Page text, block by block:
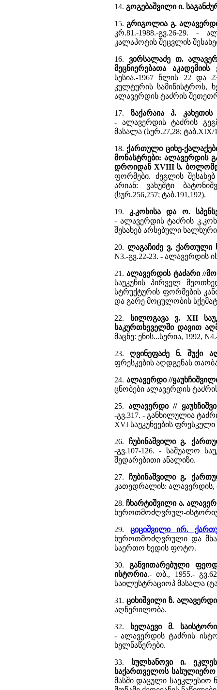
14. გოგებაშვილი ი.
15.გრიგოლია გ.
კრ.81.-1988.-გვ.26-29. -
კალაპოტის შეცვლის
16. ვირსალაძე თ.
მეცნიერებათა
სესია.-1967 წლის 22 და
კულტურის სამინისტროს,
ალავერდის ტაძრის
17. ზაქარაია პ.
- ალავერდის ტაძრის
მასალა (სურ.27,28; ტაბ.XIX/
18. ქართული ციხე-
მონასტრები: ალავერდის
დროიდან XVIII ს.
ფორმები. ძეგლის
არიან: ვახუშტი
(სურ.256,257; ტაბ.191,192).
19. კ.კოხისა და ო.
- ალავერდის ტაძრის
შესახებ არსებული
20. ლაგაჩიძე ვ. ქართული
N3.-გვ.22-23. - ალავერდის
21.ალავერდის ტაძარი //
საუკუნის პირველ
სტრუქტურის ფორმების
და გარე მოცულობის
22. სილოგავა ვ. XII
საკურთხეველში დავით
მაცნე: ენის...სერია, 1992,
23.ღვინეფაძე ნ. შუქი
ფრესკების აღდგენას
24. ალავერდი //
ცნობები ალავერდის
25.ალავერდი //
-გვ.317. - განხილულია
XVI საუკუნეების
26.
ჩუბინაშვილი გ.
-გვ.107-126. - საშუალო
შედარებითი ანალიზი.
27.
ჩუბინაშვილი გ.
კათედრალის: ალავერდის,
28. ჩხარტიშვილი ა.
ხუროთმოძღვრულ-
29. ციციშვილი ირ.
ხუროთმოძღვრული და
საერთო ხედის ფოტო.
30.განვითარებული
ისტორია.- თბ., 1955.-
საილუსტრაციოპ მასალა
31. ციხიშვილი ზ. ალავერდი
აღწერილობა.
32. ხელაევი მ.
- ალავერდის ტაძრის
ხელნაწერები.
33. სულხანოვი ი.
საქართველოს
მასში დაცული საეკლესიო